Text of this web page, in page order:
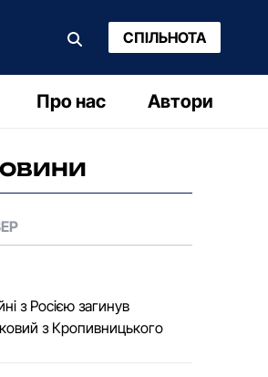
СПІЛЬНОТА
Про нас Автори
з Росією загинув
з Кропивницького